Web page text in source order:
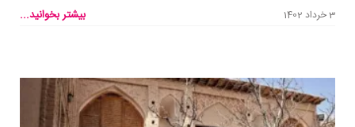
3 خرداد 1402 بیشتر بخوانید...